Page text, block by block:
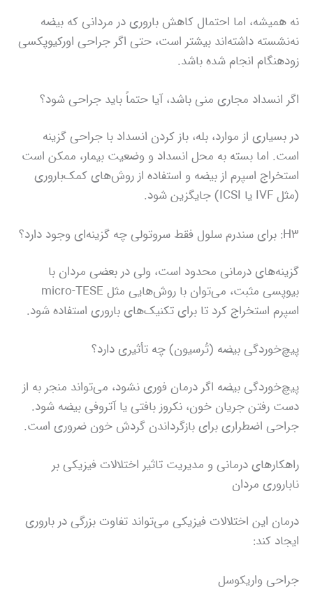
نه همیشه، اما احتمال کاهش باروری در مردانی که بیضه
نه‌نشسته داشته‌اند بیشتر است، حتی اگر جراحی اورکیوپکسی
زودهنگام انجام شده باشد.
اگر انسداد مجاری منی باشد، آیا حتماً باید جراحی شود؟
در بسیاری از موارد، بله، باز کردن انسداد با جراحی گزینه
است. اما بسته به محل انسداد و وضعیت بیمار، ممکن است
استخراج اسپرم از بیضه و استفاده از روش‌های کمک‌باروری
(مثل IVF یا ICSI) جایگزین شود.
H3: برای سندرم سلول فقط سروتولی چه گزینه‌ای وجود دارد؟
گزینه‌های درمانی محدود است، ولی در بعضی مردان با
بیوپسی مثبت، می‌توان با روش‌هایی مثل micro‑TESE
اسپرم استخراج کرد تا برای تکنیک‌های باروری استفاده شود.
پیچ‌خوردگی بیضه (تُرسیون) چه تأثیری دارد؟
پیچ‌خوردگی بیضه اگر درمان فوری نشود، می‌تواند منجر به از
دست رفتن جریان خون، نکروز بافتی یا آتروفی بیضه شود.
جراحی اضطراری برای بازگرداندن گردش خون ضروری است.
راهکارهای درمانی و مدیریت تاثیر اختلالات فیزیکی بر
ناباروری مردان
درمان این اختلالات فیزیکی می‌تواند تفاوت بزرگی در باروری
ایجاد کند:
جراحی واریکوسل